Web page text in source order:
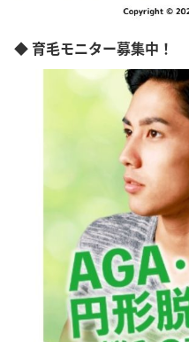
◆ 育毛モニター募集中！